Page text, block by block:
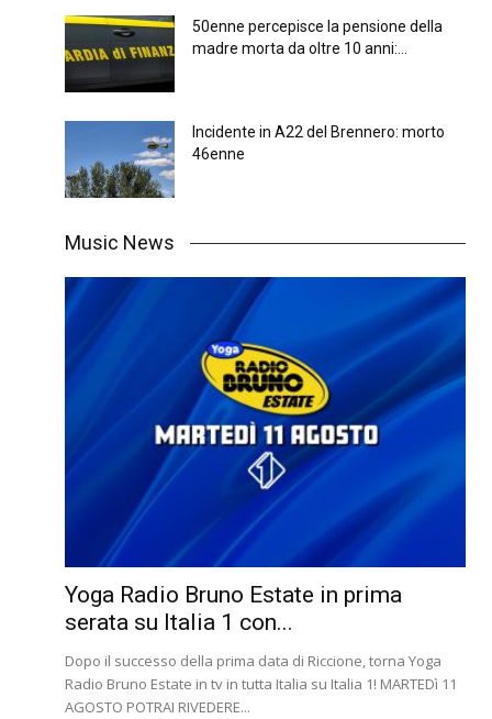
50enne percepisce la pensione della
madre morta da oltre 10 anni:...
Incidente in A22 del Brennero: morto
46enne
Music News
Yoga Radio Bruno Estate in prima
serata su Italia 1 con...
Dopo il successo della prima data di Riccione, torna Yoga
Radio Bruno Estate in tv in tutta Italia su Italia 1! MARTEDì 11
AGOSTO POTRAI RIVEDERE...